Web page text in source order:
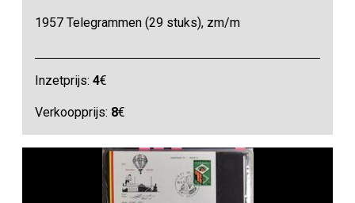
1957 Telegrammen (29 stuks), zm/m
Inzetprijs:4€
Verkoopprijs: 8€